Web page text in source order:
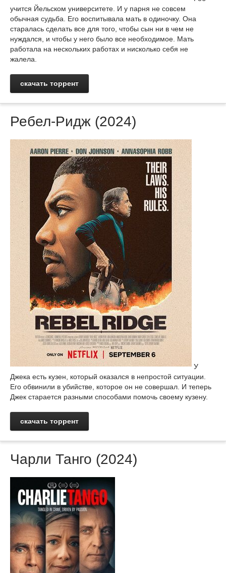
учится Йельском университете. И у парня не совсем
обычная судьба. Его воспитывала мать в одиночку. Она
старалась сделать все для того, чтобы сын ни в чем не
нуждался, и чтобы у него было все необходимое. Мать
работала на нескольких работах и нисколько себя не
жалела.
скачать торрент
Ребел-Ридж (2024)
У
Джека есть кузен, который оказался в непростой ситуации.
Его обвинили в убийстве, которое он не совершал. И теперь
Джек старается разными способами помочь своему кузену.
скачать торрент
Чарли Танго (2024)